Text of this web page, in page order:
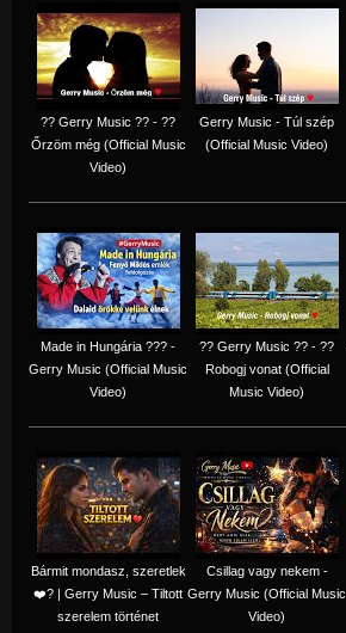
?? Gerry Music ?? - ??
Őrzöm még (Official Music
Video)
Gerry Music - Túl szép
(Official Music Video)
Made in Hungária ??? -
Gerry Music (Official Music
Video)
?? Gerry Music ?? - ??
Robogj vonat (Official
Music Video)
Bármit mondasz, szeretlek
❤️‍? | Gerry Music – Tiltott
szerelem történet
Csillag vagy nekem -
Gerry Music (Official Music
Video)